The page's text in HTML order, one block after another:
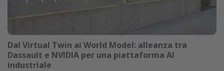
Dal Virtual Twin ai World Model: alleanza tra
Dassault e NVIDIA per una piattaforma AI
industriale